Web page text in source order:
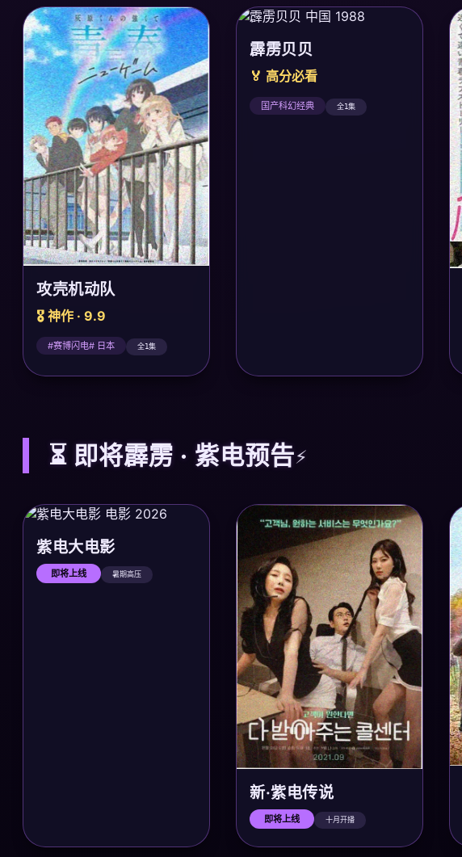
攻壳机动队
🎖️ 神作 · 9.9
#赛博闪电# 日本 全1集
霹雳贝贝
🏅 高分必看
国产科幻经典 全1集
⏳ 即将霹雳 · 紫电预告
紫电大电影
即将上线 暑期高压
新·紫电传说
即将上线 十月开播